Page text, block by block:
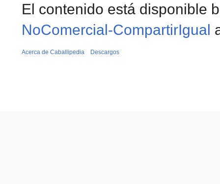
El contenido está disponible
NoComercial-CompartirIgual
Acerca de Caballipedia Descargos